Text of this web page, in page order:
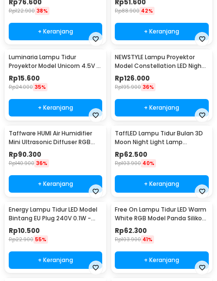
Rp76.600
Rp122.900 38%
+ Keranjang
Rp51.600
Rp88.900 42%
+ Keranjang
Luminaria Lampu Tidur
Proyektor Model Unicorn 4.5V -
GP-ZS0
Rp15.600
Rp24.000 35%
+ Keranjang
NEWSTYLE Lampu Proyektor
Model Constellation LED Night
Light 3W 5V - NL-USB
Rp126.000
Rp195.900 36%
+ Keranjang
Taffware HUMI Air Humidifier
Mini Ultrasonic Diffuser RGB
500ml Remote - 2467
Rp90.300
Rp140.900 36%
+ Keranjang
TaffLED Lampu Tidur Bulan 3D
Moon Night Light Lamp
Rechargeable 12cm - ROX-05
Rp62.500
Rp103.900 40%
+ Keranjang
Energy Lampu Tidur LED Model
Bintang EU Plug 240V 0.1W -
EN-NL-8
Rp10.500
Rp22.900 55%
+ Keranjang
Free On Lampu Tidur LED Warm
White RGB Model Panda Silikon
Lamp 1.5W - ZH-121
Rp62.300
Rp103.900 41%
+ Keranjang